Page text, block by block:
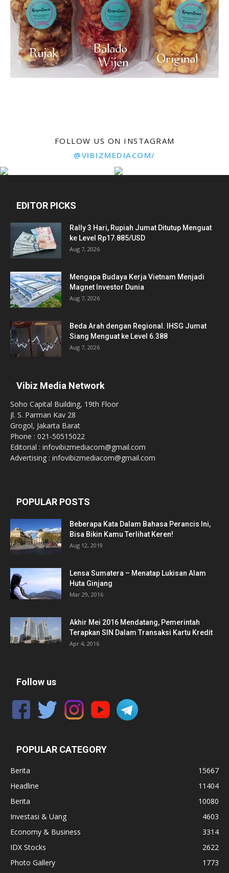
FOLLOW US ON INSTAGRAM
@VIBIZMEDIACOM/
EDITOR PICKS
Rally 3 Hari, Rupiah Jumat Ditutup Menguat
ke Level Rp17.885/USD
Aug 7, 2026
Mengapa Budaya Kerja Vietnam Menjadi
Magnet Investor Dunia
Aug 7, 2026
Beda Arah dengan Regional. IHSG Jumat
Siang Menguat ke Level 6.388
Aug 7, 2026
Vibiz Media Network
Soho Capital Building, 19th Floor
Jl. S. Parman Kav 28
Grogol, Jakarta Barat
Phone : 021-50515022
Editorial : infovibizmediacom@gmail.com
Advertising : infovibizmediacom@gmail.com
POPULAR POSTS
Beberapa Kata Dalam Bahasa Perancis Ini,
Bisa Bikin Kamu Terlihat Keren!
Aug 12, 2019
Lensa Sumatera – Menatap Lukisan Alam
Huta Ginjang
Mar 29, 2016
Akhir Mei 2016 Mendatang, Pemerintah
Terapkan SIN Dalam Transaksi Kartu Kredit
Apr 4, 2016
Follow us
POPULAR CATEGORY
Berita
15667
Headline
11404
Berita
10080
Investasi & Uang
4603
Economy & Business
3314
IDX Stocks
2622
Photo Gallery
1773